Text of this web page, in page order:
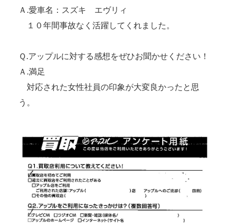
Ａ.愛車名：スズキ エヴリィ
１０年間事故なく活躍してくれました。
Ｑ.アップルに対する感想をぜひお聞かせください！
Ａ.満足
対応された女性社員の印象が大変良かったと思
う。